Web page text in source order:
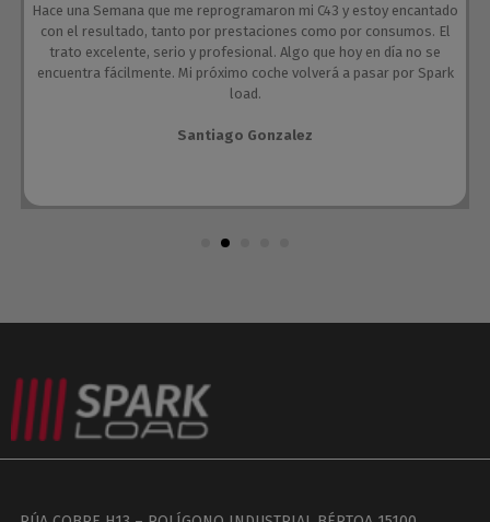
Hace una Semana que me reprogramaron mi C43 y estoy encantado
con el resultado, tanto por prestaciones como por consumos. El
trato excelente, serio y profesional. Algo que hoy en día no se
encuentra fácilmente. Mi próximo coche volverá a pasar por Spark
load.
Santiago Gonzalez